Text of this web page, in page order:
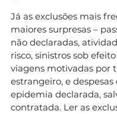
Já as exclusões mais
maiores surpresas –
não declaradas,
risco, sinistros sob
viagens motivadas por
estrangeiro, e
epidemia declarada,
contratada. Ler as